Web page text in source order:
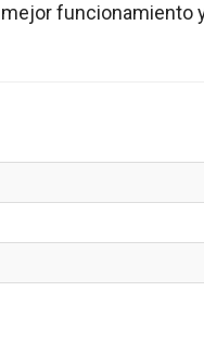
funcionamiento